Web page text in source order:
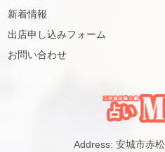
新着情報
出店申し込みフォーム
お問い合わせ
Address: 安城市赤